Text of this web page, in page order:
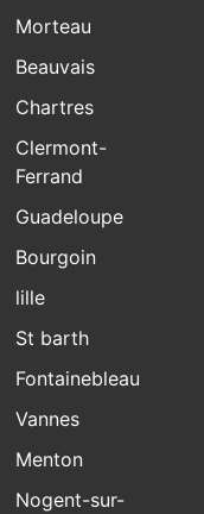
Morteau
Beauvais
Chartres
Clermont-
Ferrand
Guadeloupe
Bourgoin
lille
St barth
Fontainebleau
Vannes
Menton
Nogent-sur-